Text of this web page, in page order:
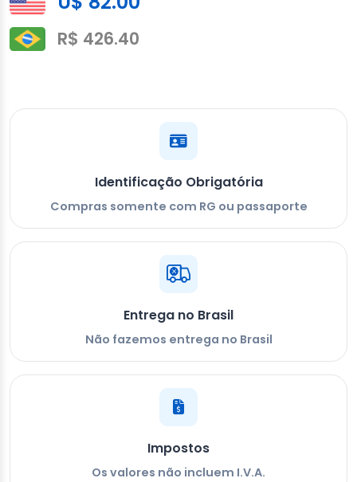
R$ 426.40
Identificação Obrigatória
Compras somente com RG ou passaporte
Entrega no Brasil
Não fazemos entrega no Brasil
Impostos
Os valores não incluem I.V.A.